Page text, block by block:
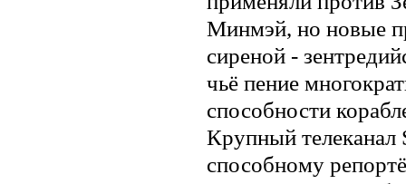
Минмэй, но новые
сиреной -
чьё пение
способности
Крупный
способному